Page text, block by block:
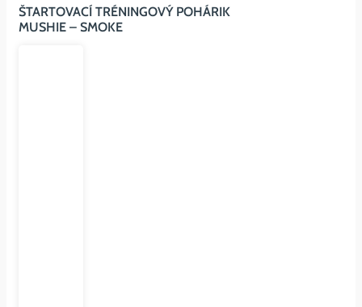
ŠTARTOVACÍ TRÉNINGOVÝ POHÁRIK
MUSHIE – SMOKE